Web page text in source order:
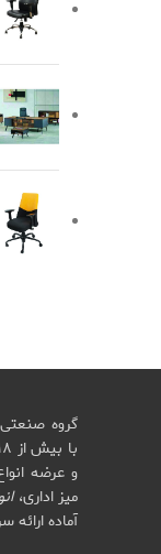
گروه
و عرضه
میز اداری،
آماده